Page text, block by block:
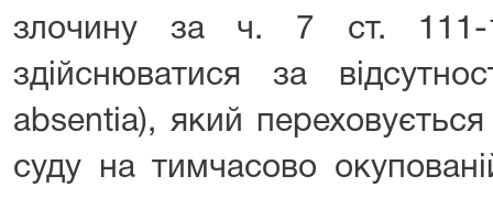
злочину за ч. 7 ст.
здійснюватися за
absentia), який переховується
суду на тимчасово